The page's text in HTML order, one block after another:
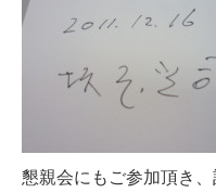
懇親会にもご参加頂き